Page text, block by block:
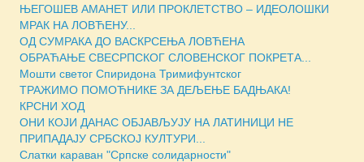
ЊЕГОШЕВ АМАНЕТ ИЛИ ПРОКЛЕТСТВО – ИДЕОЛОШКИ
МРАК НА ЛОВЋЕНУ...
ОД СУМРАКА ДО ВАСКРСЕЊА ЛОВЋЕНА
ОБРАЋАЊЕ СВЕСРПСКОГ СЛОВЕНСКОГ ПОКРЕТА...
Мошти светог Спиридона Тримифунтског
ТРАЖИМО ПОМОЋНИКЕ ЗА ДЕЉЕЊЕ БАДЊАКА!
КРСНИ ХОД
ОНИ КОЈИ ДАНАС ОБЈАВЉУЈУ НА ЛАТИНИЦИ НЕ
ПРИПАДАЈУ СРБСКОЈ КУЛТУРИ...
Слатки караван "Српске солидарности"